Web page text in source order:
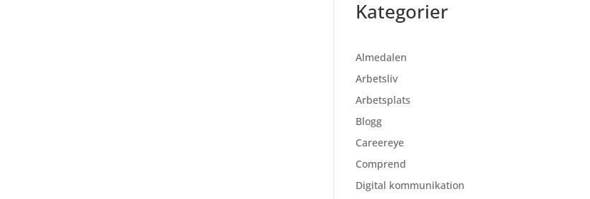
Kategorier
Almedalen
Arbetsliv
Arbetsplats
Blogg
Careereye
Comprend
Digital kommunikation